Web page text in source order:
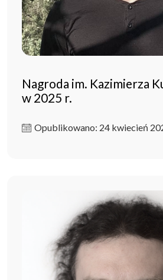
Nagroda im. Kazimierza
w 2025 r.
Opublikowano: 24 kwiecień